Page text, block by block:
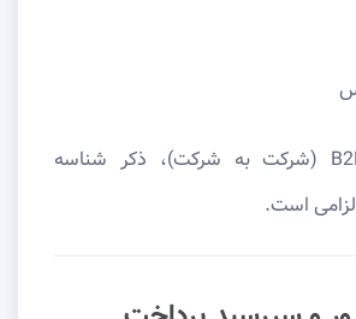
در فاکتورهای B2B (شرکت به شرکت)، ذکر شناسه
است.